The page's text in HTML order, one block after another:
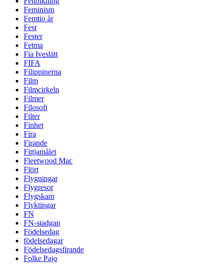
Feminism
Femtio år
Fest
Fester
Fetma
Fia Iveslätt
FIFA
Filippinerna
Film
Filmcirkeln
Filmer
Filosofi
Filter
Finhet
Fira
Firande
Fittjamålet
Fleetwood Mac
Flört
Flygningar
Flygresor
Flygskam
Flyktingar
FN
FN-stadgan
Födelsedag
födelsedagar
Födelsedagsfirande
Folke Pajo